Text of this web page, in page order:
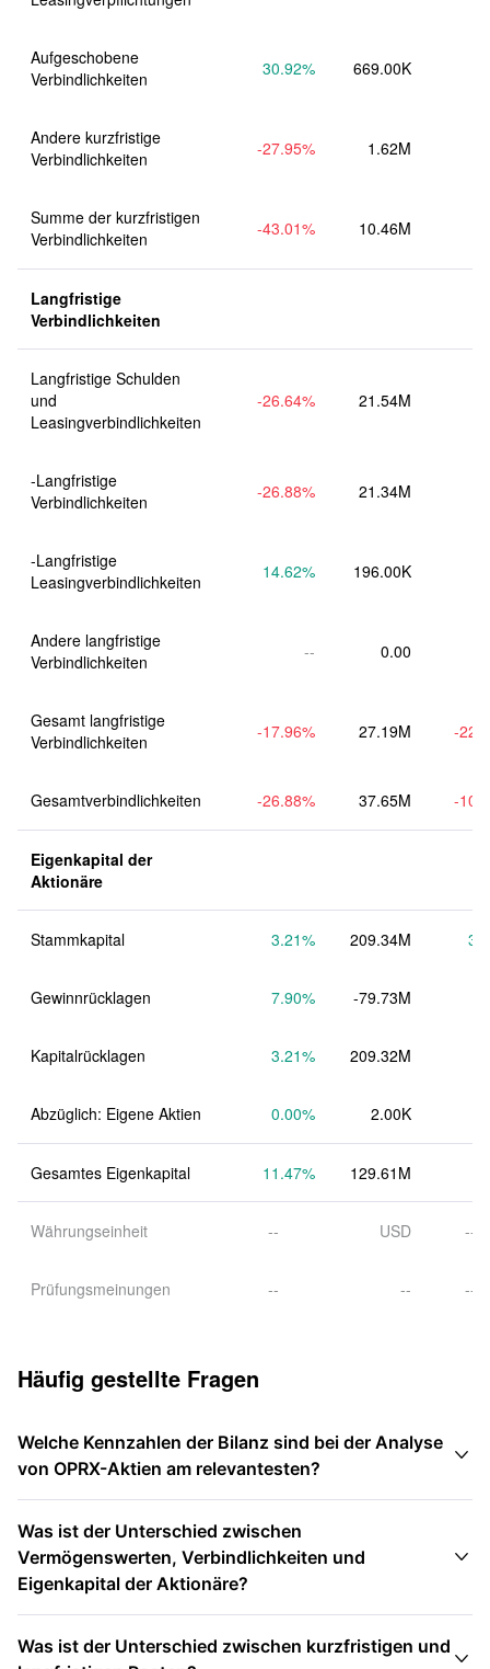
Aufgeschobene
Verbindlichkeiten
30.92% 669.00K
Andere kurzfristige
Verbindlichkeiten
-27.95% 1.62M
Summe der kurzfristigen
Verbindlichkeiten
-43.01% 10.46M
Langfristige
Verbindlichkeiten
Langfristige Schulden
und
Leasingverbindlichkeiten
-26.64% 21.54M
-Langfristige
Verbindlichkeiten
-26.88% 21.34M
-Langfristige
Leasingverbindlichkeiten
14.62% 196.00K
Andere langfristige
Verbindlichkeiten
-- 0.00
Gesamt langfristige
Verbindlichkeiten
-17.96% 27.19M -
Gesamtverbindlichkeiten -26.88% 37.65M -
Eigenkapital der
Aktionäre
Stammkapital 3.21% 209.34M
Gewinnrücklagen 7.90% -79.73M
Kapitalrücklagen 3.21% 209.32M
Abzüglich: Eigene Aktien 0.00% 2.00K
Gesamtes Eigenkapital 11.47% 129.61M
Währungseinheit -- USD --
Prüfungsmeinungen -- -- --
Häufig gestellte Fragen
Welche Kennzahlen der Bilanz sind bei der Analyse
von OPRX-Aktien am relevantesten?

Was ist der Unterschied zwischen
Vermögenswerten, Verbindlichkeiten und
Eigenkapital der Aktionäre?

Was ist der Unterschied zwischen kurzfristigen und
